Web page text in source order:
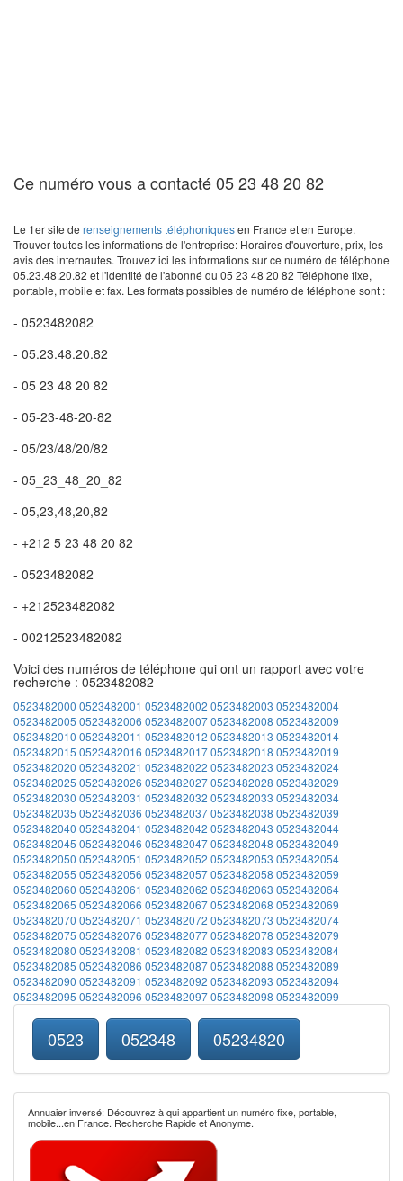
Ce numéro vous a contacté 05 23 48 20 82
Le 1er site de renseignements téléphoniquesen France et en Europe.
Trouver toutes les informations de l'entreprise: Horaires d'ouverture, prix, les
avis des internautes. Trouvez ici les informations sur ce numéro de téléphone
05.23.48.20.82 et l'identité de l'abonné du 05 23 48 20 82 Téléphone fixe,
portable, mobile et fax. Les formats possibles de numéro de téléphone sont :
- 0523482082
- 05.23.48.20.82
- 05 23 48 20 82
- 05-23-48-20-82
- 05/23/48/20/82
- 05_23_48_20_82
- 05,23,48,20,82
- +212 5 23 48 20 82
- 0523482082
- +212523482082
- 00212523482082
Voici des numéros de téléphone qui ont un rapport avec votre
recherche : 0523482082
0523482000 0523482001 0523482002 0523482003 0523482004
0523482005 0523482006 05234820070523482008 0523482009
0523482010 0523482011 0523482012 0523482013 0523482014
0523482015 0523482016 05234820170523482018 0523482019
0523482020 0523482021 0523482022 0523482023 0523482024
0523482025 0523482026 05234820270523482028 0523482029
0523482030 0523482031 0523482032 0523482033 0523482034
0523482035 0523482036 05234820370523482038 0523482039
0523482040 0523482041 0523482042 0523482043 0523482044
0523482045 0523482046 05234820470523482048 0523482049
0523482050 0523482051 0523482052 0523482053 0523482054
0523482055 0523482056 05234820570523482058 0523482059
0523482060 0523482061 0523482062 0523482063 0523482064
0523482065 0523482066 05234820670523482068 0523482069
0523482070 0523482071 0523482072 0523482073 0523482074
0523482075 0523482076 05234820770523482078 0523482079
0523482080 0523482081 0523482082 0523482083 0523482084
0523482085 0523482086 05234820870523482088 0523482089
0523482090 0523482091 0523482092 0523482093 0523482094
0523482095 0523482096 05234820970523482098 0523482099
0523 052348 05234820
Annuaier inversé: Découvrez à qui appartient un numéro fixe, portable,
mobile...en France. Recherche Rapide et Anonyme.